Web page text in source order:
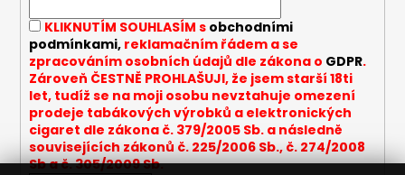
KLIKNUTÍM SOUHLASÍM s obchodními
podmínkami,reklamačním řádem a se
zpracováním osobních údajů dle zákona o GDPR.
Zároveň ČESTNĚ PROHLAŠUJI, že jsem starší 18ti
let, tudíž se na moji osobu nevztahuje omezení
prodeje tabákových výrobků a elektronických
cigaret dle zákona č. 379/2005 Sb. a následně
souvisejících zákonů č. 225/2006 Sb., č. 274/2008
Sb a č. 305/2009 Sb.